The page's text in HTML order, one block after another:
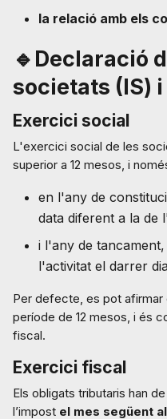
la relació amb els
🔹 Declaració
societats (IS)
Exercici social
L'exercici social de les
superior a 12 mesos, i
en l'any de
data diferent a la de
i l'any de
l'activitat el darrer
Per defecte, es pot
període de 12 mesos, i és
fiscal.
Exercici fiscal
Els obligats tributaris han
l’impost el mes següent